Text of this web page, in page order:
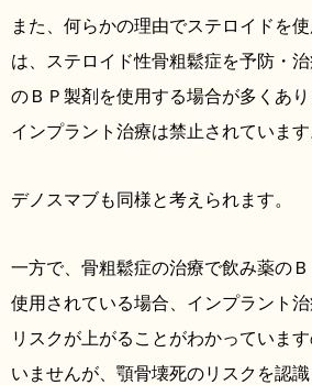
また、何らかの理由でステロイドを
は、ステロイド性骨粗鬆症を予防・
のＢＰ製剤を使用する場合が多くあ
インプラント治療は禁止されています
デノスマブも同様と考えられます。
一方で、骨粗鬆症の治療で飲み薬の
使用されている場合、インプラント
リスクが上がることがわかっていま
いませんが、顎骨壊死のリスクを認